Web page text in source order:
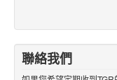
聯絡我們